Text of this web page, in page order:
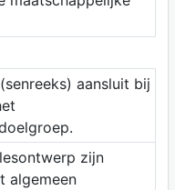
aansluit bij
zijn
algemeen